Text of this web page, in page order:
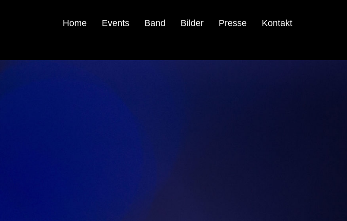
Home Events Band Bilder Presse Kontakt